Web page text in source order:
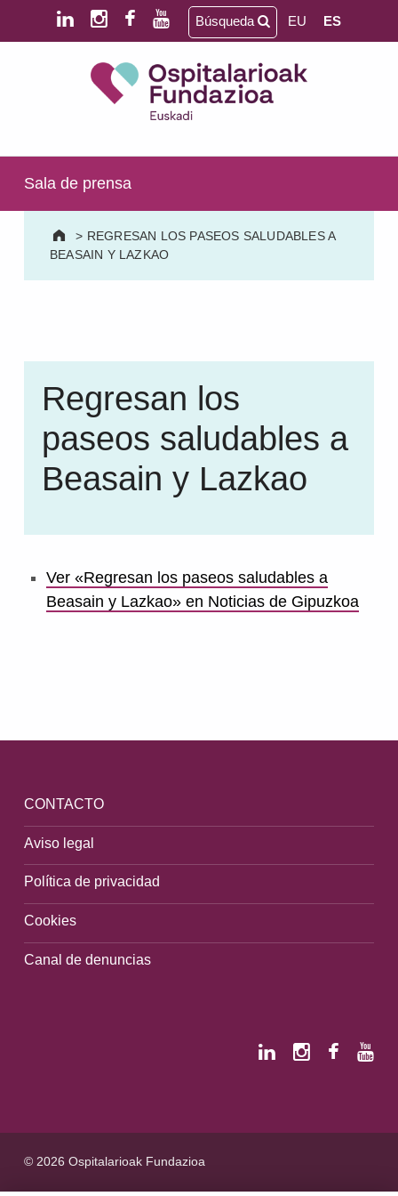
Saltar al contenido principal
Saltar al pie de página
SALUD MENTAL | DISCAPACIDAD INTELECTUAL | NEURORREHABILITACIÓN Y DAÑO CEREBRAL | PERSONA MAYOR
Búsqueda EU ES
Sala de prensa
> REGRESAN LOS PASEOS SALUDABLES A
BEASAIN Y LAZKAO
Regresan los
paseos saludables a
Beasain y Lazkao
Ver «Regresan los paseos saludables a
Beasain y Lazkao» en Noticias de Gipuzkoa
CONTACTO
Aviso legal
Política de privacidad
Cookies
Canal de denuncias
© 2026 Ospitalarioak Fundazioa